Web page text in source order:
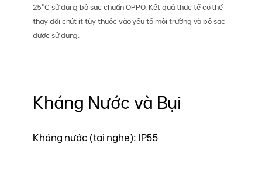
25°C sử dụng bộ sạc chuẩn OPPO. Kết quả thực tế có thể
thay đổi chút ít tùy thuộc vào yếu tố môi trường và bộ sạc
được sử dụng.
Kháng Nước và Bụi
Kháng nước (tai nghe): IP55